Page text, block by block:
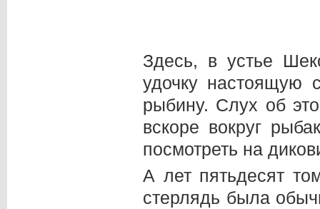
Здесь, в устье
удочку настоящую
рыбину. Слух об
вскоре вокруг
посмотреть на
А лет пятьдесят
стерлядь была